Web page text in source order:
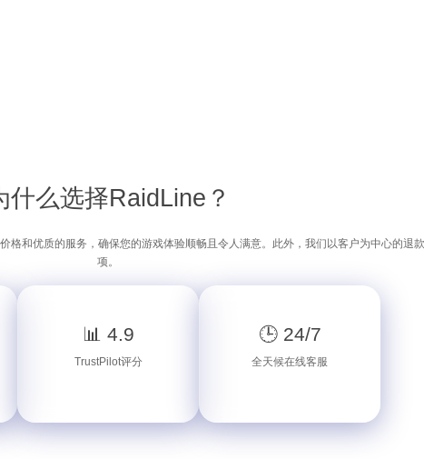
什么选择RaidLine？
和优质的服务，确保您的游戏体验顺畅且令人满意。此外，我们以客户为中心的退
项。
📊 4.9
TrustPilot评分
🕒 24/7
全天候在线客服